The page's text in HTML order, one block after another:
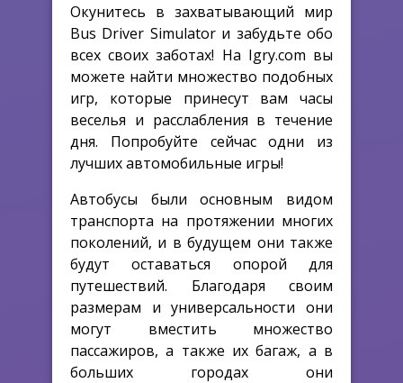
Окунитесь в захватывающий мир
Bus Driver Simulator и забудьте обо
всех своих заботах! На Igry.com вы
можете найти множество подобных
игр, которые принесут вам часы
веселья и расслабления в течение
дня. Попробуйте сейчас одни из
лучших автомобильные игры!
Автобусы были основным видом
транспорта на протяжении многих
поколений, и в будущем они также
будут оставаться опорой для
путешествий. Благодаря своим
размерам и универсальности они
могут вместить множество
пассажиров, а также их багаж, а в
больших городах они